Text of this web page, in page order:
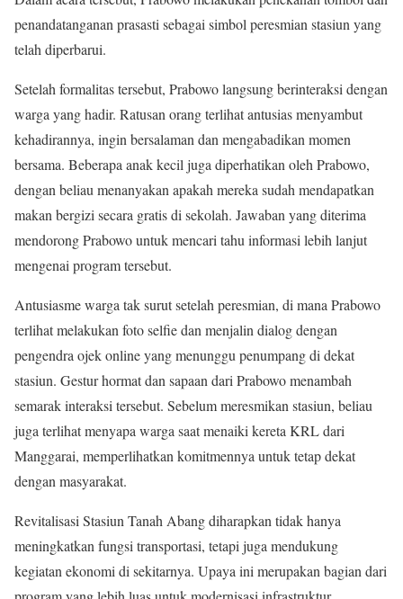
penandatanganan prasasti sebagai simbol peresmian stasiun yang
telah diperbarui.
Setelah formalitas tersebut, Prabowo langsung berinteraksi dengan
warga yang hadir. Ratusan orang terlihat antusias menyambut
kehadirannya, ingin bersalaman dan mengabadikan momen
bersama. Beberapa anak kecil juga diperhatikan oleh Prabowo,
dengan beliau menanyakan apakah mereka sudah mendapatkan
makan bergizi secara gratis di sekolah. Jawaban yang diterima
mendorong Prabowo untuk mencari tahu informasi lebih lanjut
mengenai program tersebut.
Antusiasme warga tak surut setelah peresmian, di mana Prabowo
terlihat melakukan foto selfie dan menjalin dialog dengan
pengendra ojek online yang menunggu penumpang di dekat
stasiun. Gestur hormat dan sapaan dari Prabowo menambah
semarak interaksi tersebut. Sebelum meresmikan stasiun, beliau
juga terlihat menyapa warga saat menaiki kereta KRL dari
Manggarai, memperlihatkan komitmennya untuk tetap dekat
dengan masyarakat.
Revitalisasi Stasiun Tanah Abang diharapkan tidak hanya
meningkatkan fungsi transportasi, tetapi juga mendukung
kegiatan ekonomi di sekitarnya. Upaya ini merupakan bagian dari